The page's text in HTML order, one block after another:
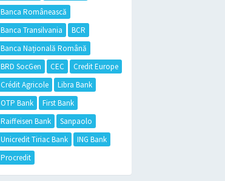
Banca Românească
Banca Transilvania
BCR
Banca Națională Română
BRD SocGen
CEC
Credit Europe
Crédit Agricole
Libra Bank
OTP Bank
First Bank
Raiffeisen Bank
Sanpaolo
Unicredit Tiriac Bank
ING Bank
Procredit